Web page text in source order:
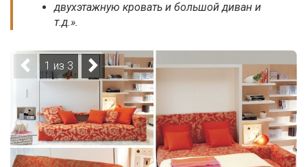
двухэтажную кровать и большой диван и
т.д.».
1 из 3